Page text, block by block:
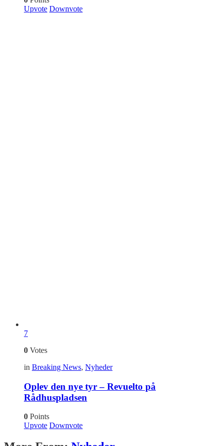
Upvote Downvote
7
0 Votes
in Breaking News, Nyheder
Oplev den nye tyr – Revuelto på
Rådhuspladsen
0 Points
Upvote Downvote